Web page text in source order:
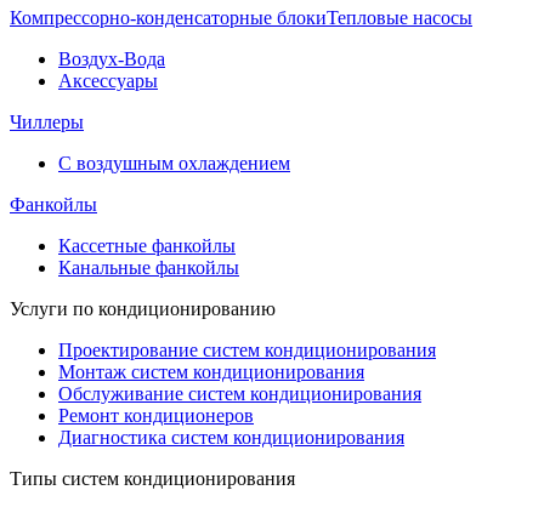
Компрессорно-конденсаторные блокиТепловые насосы
Воздух-Вода
Аксессуары
Чиллеры
С воздушным охлаждением
Фанкойлы
Кассетные фанкойлы
Канальные фанкойлы
Услуги по кондиционированию
Проектирование систем кондиционирования
Монтаж систем кондиционирования
Обслуживание систем кондиционирования
Ремонт кондиционеров
Диагностика систем кондиционирования
Типы систем кондиционирования